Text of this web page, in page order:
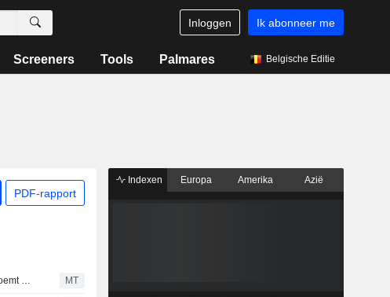
Inloggen Ik abonneer me
Screeners Tools Palmares Belgische Editie
PDF-rapport
Constellation Energy benoemt CEO Dominguez tot bestuursvoorzitter MT
Indexen Europa Amerika Azië